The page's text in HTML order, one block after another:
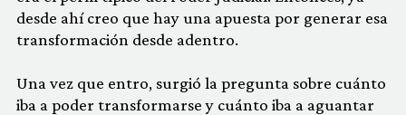
desde ahí creo que hay una apuesta por generar esa
transformación desde adentro.
Una vez que entro, surgió la pregunta sobre cuánto
iba a poder transformarse y cuánto iba a aguantar